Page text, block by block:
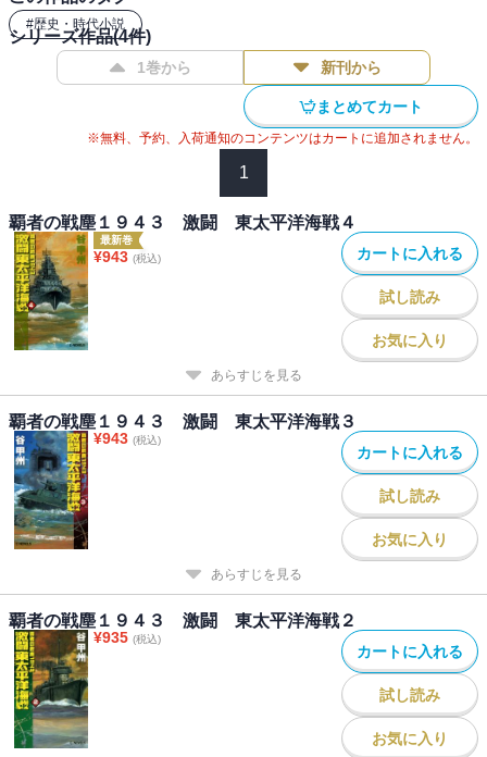
#歴史・時代小説
シリーズ作品(4件)
1巻から 新刊から
まとめてカート
※無料、予約、入荷通知のコンテンツはカートに追加されません。
1
覇者の戦塵１９４３ 激闘 東太平洋海戦４
最新巻
¥943 (税込) カートに入れる
試し読み
お気に入り
あらすじを見る
覇者の戦塵１９４３ 激闘 東太平洋海戦３
¥943 (税込)
カートに入れる
試し読み
お気に入り
あらすじを見る
覇者の戦塵１９４３ 激闘 東太平洋海戦２
¥935 (税込)
カートに入れる
試し読み
お気に入り